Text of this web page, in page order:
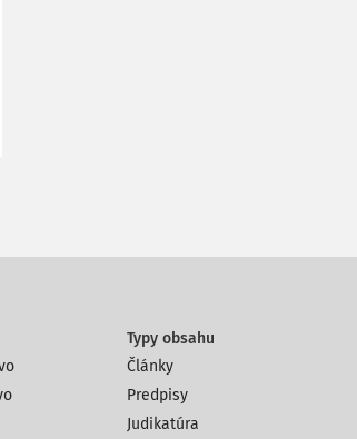
Typy obsahu
Články
Predpisy
Judikatúra